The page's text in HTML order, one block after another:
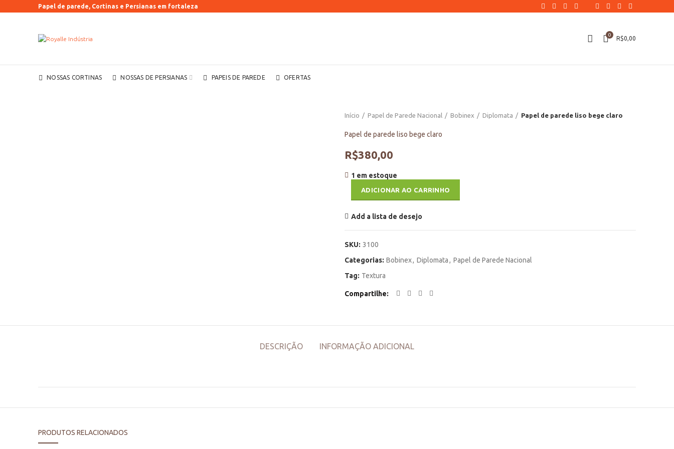
Papel de parede, Cortinas e Persianas em fortaleza
0
R$0,00
NOSSAS CORTINAS NOSSAS DE PERSIANAS PAPEIS DE PAREDE OFERTAS
Início Papel de Parede Nacional Bobinex Diplomata Papel de parede liso bege claro
Papel de parede liso bege claro
R$380,00
1 em estoque
ADICIONAR AO CARRINHO
Add a lista de desejo
SKU: 3100
Categorias: Bobinex, Diplomata, Papel de Parede Nacional
Tag: Textura
Compartilhe
DESCRIÇÃO INFORMAÇÃO ADICIONAL
PRODUTOS RELACIONADOS